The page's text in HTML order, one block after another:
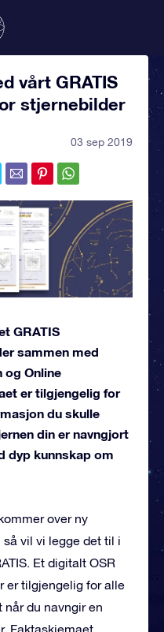
vårt GRATIS
stjernebilder
03 sep 2019
GRATIS
sammen med
og Online
er tilgjengelig for
du skulle
din er navngjort
dyp kunnskap om
over ny
vil vi legge det til i
Et digitalt OSR
er tilgjengelig for alle
når du navngir en
Faktaskjemaet